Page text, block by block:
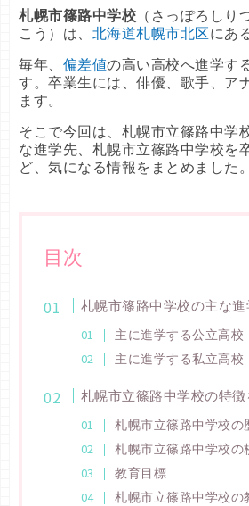
札幌市篠路中学校 （さっぽろしり
こう）は、 北海道札幌市北区にあ
毎年、 偏差値の高い高校へ進学す
す。卒業生には、俳優、歌手、ア
ます。
そこで今回は、札幌市立篠路中学
な進学先、札幌市立篠路中学校を
ど、気になる情報をまとめました。
目次
札幌市篠路中学校の主な
主に進学する公立高校
主に進学する私立高校
札幌市立篠路中学校の特徴
札幌市立篠路中学校の
札幌市立篠路中学校の
教育目標
札幌市立篠路中学校の